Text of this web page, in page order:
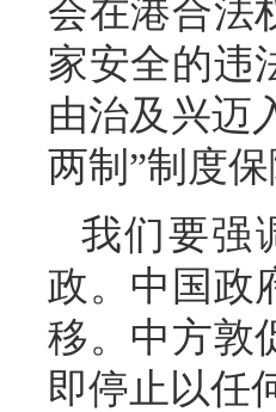
会在港合法
家安全的违
由治及兴迈
两制”制度
我们要强
政。中国政
移。中方敦
即停止以任